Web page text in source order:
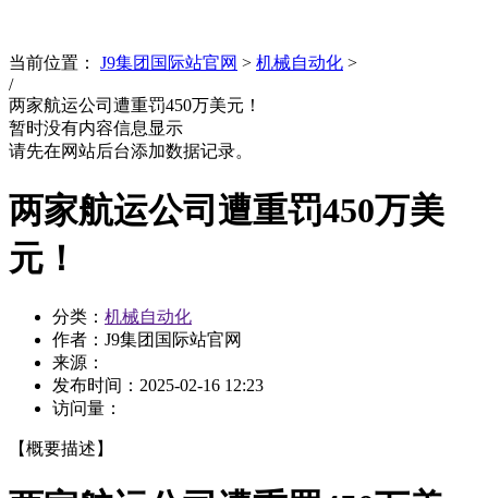
当前位置： J9集团国际站官网 > 机械自动化 >
/
两家航运公司遭重罚450万美元！
暂时没有内容信息显示
请先在网站后台添加数据记录。
两家航运公司遭重罚450万美
元！
分类： 机械自动化
作者：J9集团国际站官网
来源：
发布时间： 2025-02-16 12:23
访问量：
【概要描述】